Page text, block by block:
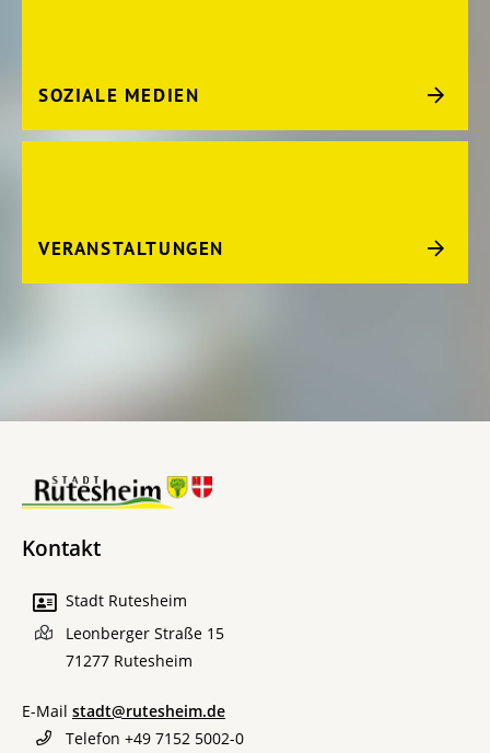
SOZIALE MEDIEN
VERANSTALTUNGEN
Kontakt
Stadt Rutesheim
Leonberger Straße 15
71277 Rutesheim
E-Mail stadt@rutesheim.de
Telefon +49 7152 5002-0